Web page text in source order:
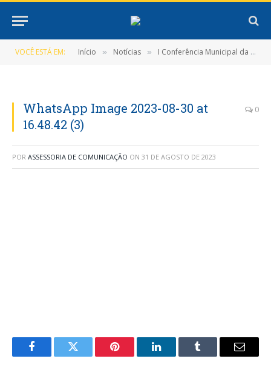
VOCÊ ESTÁ EM: Início » Notícias » I Conferência Municipal da Segurança alimentar e nutricional Sustentável – Nova Timboteua
WhatsApp Image 2023-08-30 at
16.48.42 (3)
0
POR ASSESSORIA DE COMUNICAÇÃO ON 31 DE AGOSTO DE 2023
FacebookTwitter Pinterest LinkedInTumblr
E-